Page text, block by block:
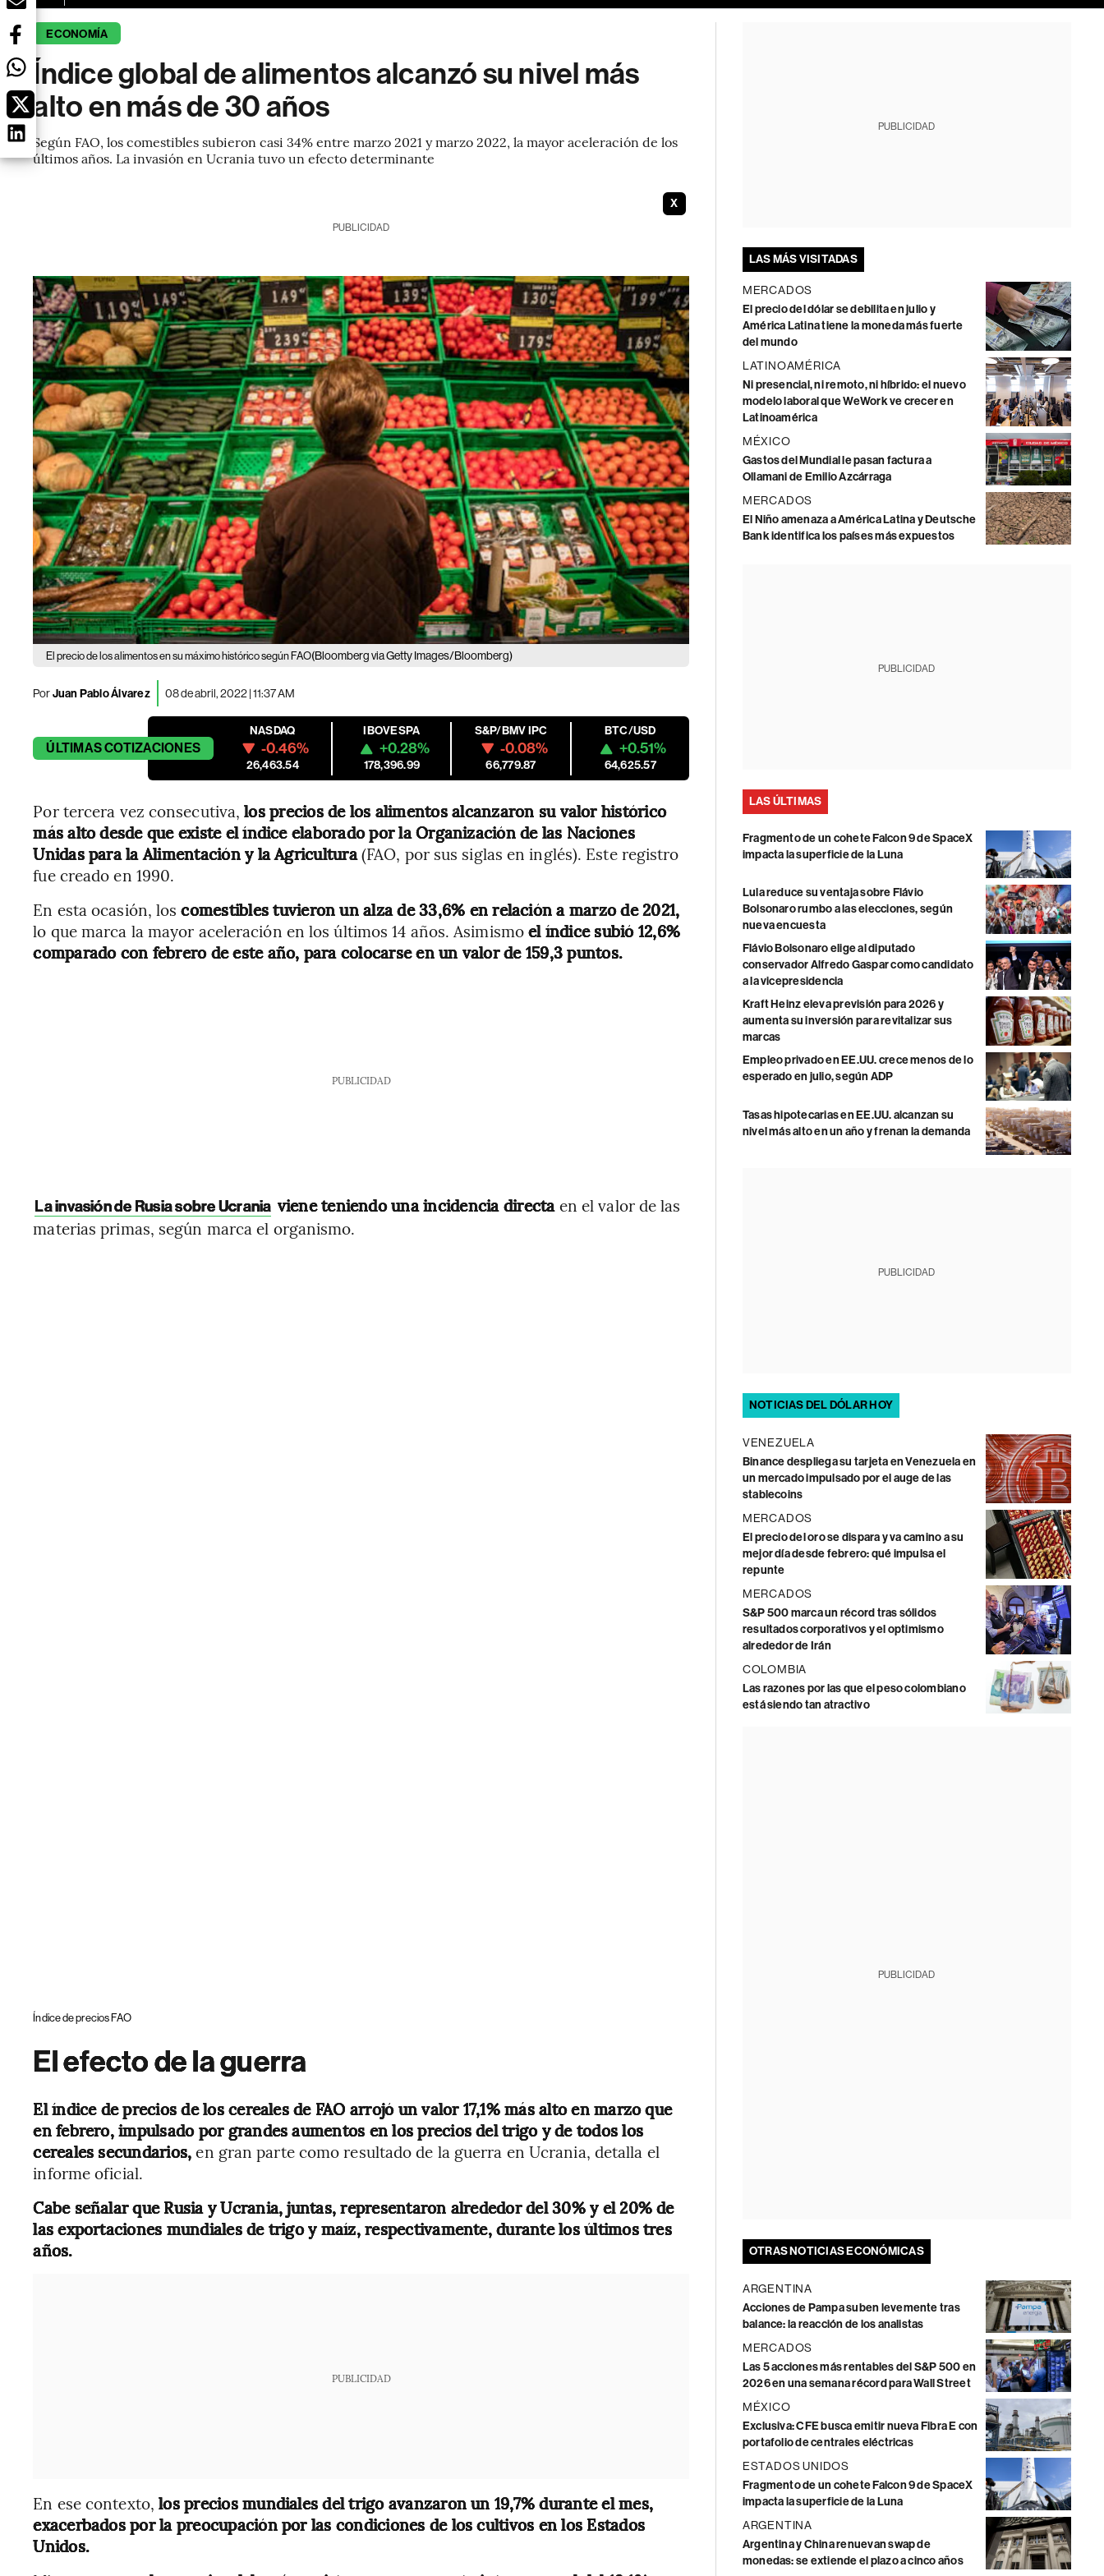
ECONOMÍA
Índice global de alimentos alcanzó su nivel más
alto en más de 30 años
Según FAO, los comestibles subieron casi 34% entre marzo 2021 y marzo 2022, la mayor aceleración de los
últimos años. La invasión en Ucrania tuvo un efecto determinante
X
PUBLICIDAD
El precio de los alimentos en su máximo histórico según FAO(Bloomberg via Getty Images/Bloomberg)
PorJuan Pablo Álvarez 08 de abril, 2022 | 11:37 AM
ÚLTIMASCOTIZACIONES
NASDAQ
-0.46%
26,463.54
IBOVESPA
+0.28%
178,396.99
S&P/BMV IPC
-0.08%
66,779.87
BTC/USD
+0.51%
64,625.57
Por tercera vez consecutiva,los precios de los alimentos alcanzaron su valor histórico
más alto desde que existe el índice elaborado por la Organización de las Naciones
Unidas para la Alimentación y la Agricultura(FAO, por sus siglas en inglés). Este registro
fue creado en 1990.
En esta ocasión, loscomestibles tuvieron un alza de 33,6% en relación a marzo de 2021,
lo que marca la mayor aceleración en los últimos 14 años. Asimismoel índice subió 12,6%
comparado con febrero de este año, para colocarse en un valor de 159,3 puntos.
PUBLICIDAD
La invasión de Rusia sobre Ucrania viene teniendo una incidencia directaen el valor de las
materias primas, según marca el organismo.
Índice de precios FAO
El efecto de la guerra
El índice de precios de los cereales de FAO arrojó un valor 17,1% más alto en marzo que
en febrero, impulsado por grandes aumentos en los precios del trigo y de todos los
cereales secundarios,en gran parte como resultado de la guerra en Ucrania, detalla el
informe oficial.
Cabe señalar que Rusia y Ucrania, juntas, representaron alrededor del 30% y el 20% de
las exportaciones mundiales de trigo y maíz, respectivamente, durante los últimos tres
años.
PUBLICIDAD
En ese contexto, los precios mundiales del trigo avanzaron un 19,7% durante el mes,
exacerbados por la preocupación por las condiciones de los cultivos en los Estados
Unidos.
PUBLICIDAD
LAS MÁS VISITADAS
MERCADOS
El precio del dólar se debilita en julio y
América Latina tiene la moneda más fuerte
del mundo
LATINOAMÉRICA
Ni presencial, ni remoto, ni híbrido: el nuevo
modelo laboral que WeWork ve crecer en
Latinoamérica
MÉXICO
Gastos del Mundial le pasan factura a
Ollamani de Emilio Azcárraga
MERCADOS
El Niño amenaza a América Latina y Deutsche
Bank identifica los países más expuestos
PUBLICIDAD
LAS ÚLTIMAS
Fragmento de un cohete Falcon 9 de SpaceX
impacta la superficie de la Luna
Lula reduce su ventaja sobre Flávio
Bolsonaro rumbo a las elecciones, según
nueva encuesta
Flávio Bolsonaro elige al diputado
conservador Alfredo Gaspar como candidato
a la vicepresidencia
Kraft Heinz eleva previsión para 2026 y
aumenta su inversión para revitalizar sus
marcas
Empleo privado en EE.UU. crece menos de lo
esperado en julio, según ADP
Tasas hipotecarias en EE.UU. alcanzan su
nivel más alto en un año y frenan la demanda
PUBLICIDAD
NOTICIAS DEL DÓLAR HOY
VENEZUELA
Binance despliega su tarjeta en Venezuela en
un mercado impulsado por el auge de las
stablecoins
MERCADOS
El precio del oro se dispara y va camino a su
mejor día desde febrero: qué impulsa el
repunte
MERCADOS
S&P 500 marca un récord tras sólidos
resultados corporativos y el optimismo
alrededor de Irán
COLOMBIA
Las razones por las que el peso colombiano
está siendo tan atractivo
PUBLICIDAD
OTRAS NOTICIAS ECONÓMICAS
ARGENTINA
Acciones de Pampa suben levemente tras
balance: la reacción de los analistas
MERCADOS
Las 5 acciones más rentables del S&P 500 en
2026 en una semana récord para Wall Street
MÉXICO
Exclusiva: CFE busca emitir nueva Fibra E con
portafolio de centrales eléctricas
ESTADOS UNIDOS
Fragmento de un cohete Falcon 9 de SpaceX
impacta la superficie de la Luna
ARGENTINA
Argentina y China renuevan swap de
monedas: se extiende el plazo a cinco años